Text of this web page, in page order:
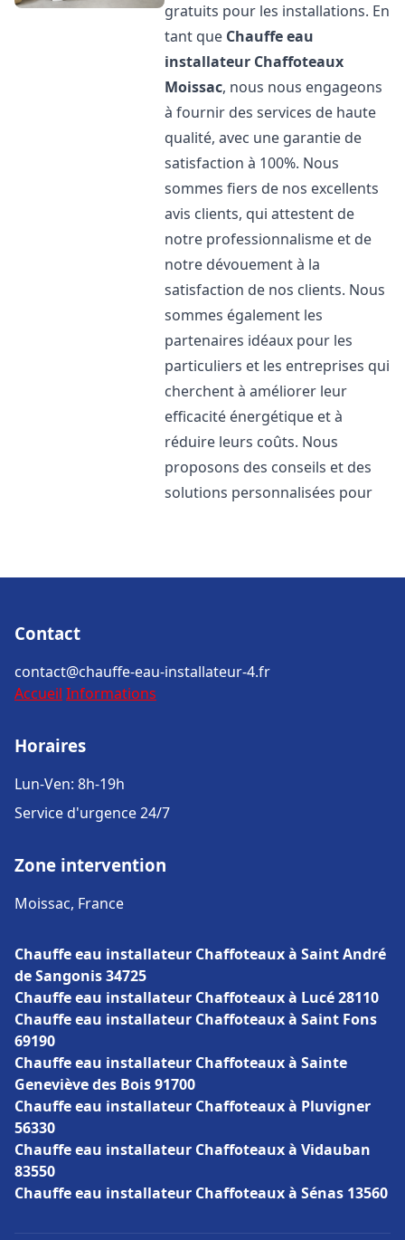
gratuits pour les installations. En
tant que Chauffe eau
installateur Chaffoteaux
Moissac, nous nous engageons
à fournir des services de haute
qualité, avec une garantie de
satisfaction à 100%. Nous
sommes fiers de nos excellents
avis clients, qui attestent de
notre professionnalisme et de
notre dévouement à la
satisfaction de nos clients. Nous
sommes également les
partenaires idéaux pour les
particuliers et les entreprises qui
cherchent à améliorer leur
efficacité énergétique et à
réduire leurs coûts. Nous
proposons des conseils et des
solutions personnalisées pour
Contact
contact@chauffe-eau-installateur-4.fr
Accueil Informations
Horaires
Lun-Ven: 8h-19h
Service d'urgence 24/7
Zone intervention
Moissac, France
Chauffe eau installateur Chaffoteaux à Saint André
de Sangonis 34725
Chauffe eau installateur Chaffoteaux à Lucé 28110
Chauffe eau installateur Chaffoteaux à Saint Fons
69190
Chauffe eau installateur Chaffoteaux à Sainte
Geneviève des Bois 91700
Chauffe eau installateur Chaffoteaux à Pluvigner
56330
Chauffe eau installateur Chaffoteaux à Vidauban
83550
Chauffe eau installateur Chaffoteaux à Sénas 13560